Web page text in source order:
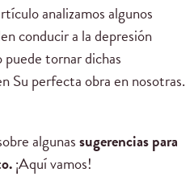
analizamos algunos
conducir a la depresión
tornar dichas
Su perfecta obra en nosotras.
algunassugerenciaspara
¡Aquí vamos!